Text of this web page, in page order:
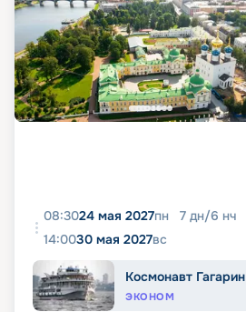
08:3024 мая 2027пн 7 дн/6 нч
14:0030 мая 2027вс
Космонавт Гагарин
ЭКОНОМ